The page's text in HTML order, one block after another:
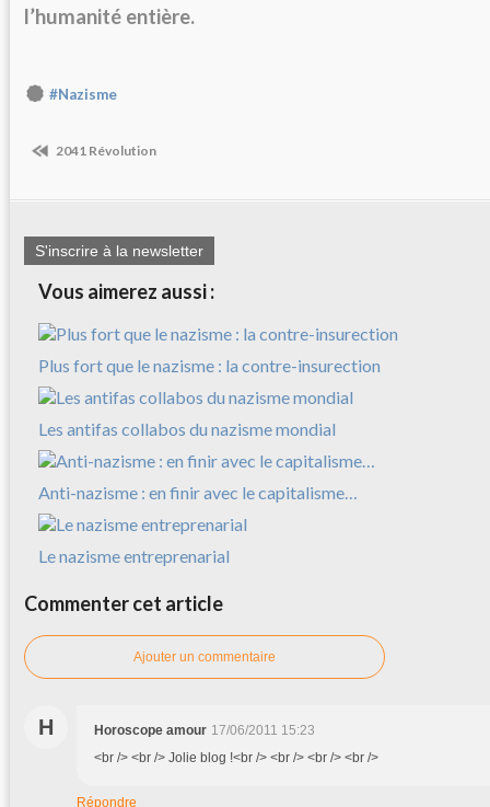
l’humanité entière.
#Nazisme
2041 Révolution
S'inscrire à la newsletter
Vous aimerez aussi :
Plus fort que le nazisme : la contre-insurection
Les antifas collabos du nazisme mondial
Anti-nazisme : en finir avec le capitalisme…
Le nazisme entreprenarial
Commenter cet article
Ajouter un commentaire
H Horoscope amour 17/06/2011 15:23
<br /> <br /> Jolie blog !<br /> <br /> <br /> <br />
Répondre